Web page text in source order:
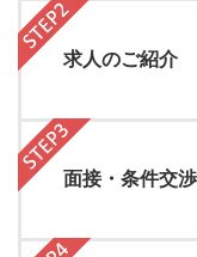
求人のご紹介
面接・条件交渉